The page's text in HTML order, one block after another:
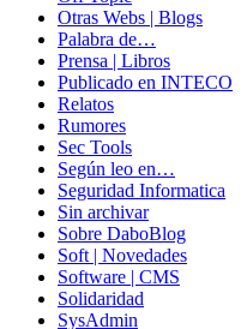
Otras Webs | Blogs
Palabra de…
Prensa | Libros
Publicado en INTECO
Relatos
Rumores
Sec Tools
Según leo en…
Seguridad Informatica
Sin archivar
Sobre DaboBlog
Soft | Novedades
Software | CMS
Solidaridad
SysAdmin